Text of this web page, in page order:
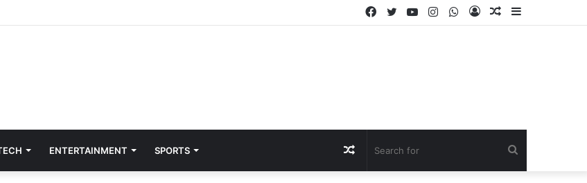
Sidebar
Random
Log
WhatsApp
Instagram
YouTube
Twitter
Facebook
ENTERTAINMENT SPORTS Random